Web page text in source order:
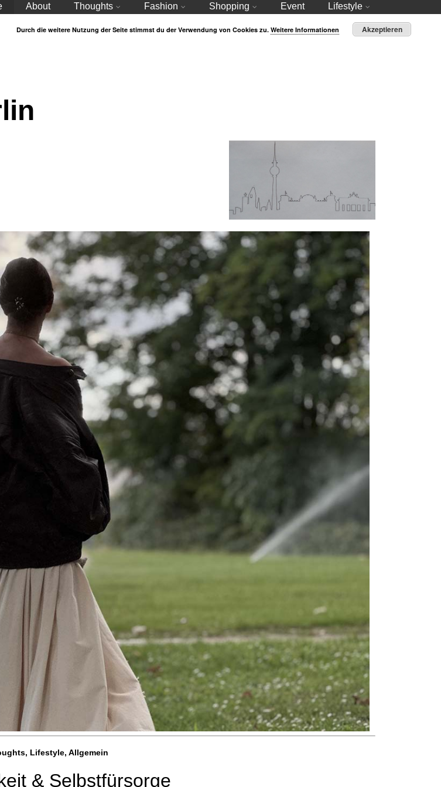
About Thoughts Fashion Shopping Event Lifestyle
Lifestyle, Allgemein
& Selbstfürsorge
Durch die weitere Nutzung der Seite stimmst du der Verwendung von Cookies zu. Weitere Informationen Akzeptieren